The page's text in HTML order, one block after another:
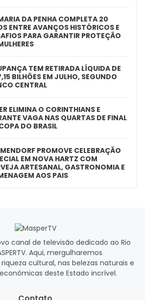
DA PENHA COMPLETA 20
ENTRE AVANÇOS HISTÓRICOS E
PARA GARANTIR PROTEÇÃO
TEM RETIRADA LÍQUIDA DE
BILHÕES EM JULHO, SEGUNDO
CENTRAL
ELIMINA O CORINTHIANS E
VAGA NAS QUARTAS DE FINAL
DO BRASIL
PROMOVE CELEBRAÇÃO
EM NOVA HARTZ COM
ARTESANAL, GASTRONOMIA E
AOS PAIS
canal de televisão dedicado ao Rio
Aqui, mergulharemos
cultural, nas belezas naturais e
deste Estado incrível.